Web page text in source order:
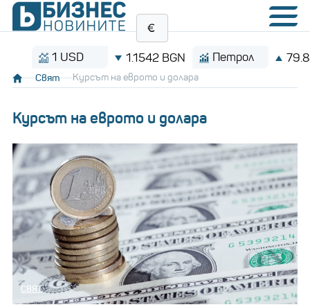
1 USD 1.1542 BGN Петрол 79.83 $/
Свят Курсът на еврото и долара
Курсът на еврото и долара
СВЯТ